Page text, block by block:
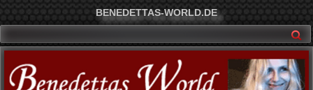
BENEDETTAS-WORLD.DE